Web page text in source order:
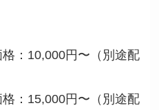
：10,000円〜（別途配
：15,000円〜（別途配